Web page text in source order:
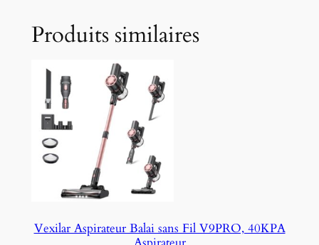
Produits similaires
Vexilar Aspirateur Balai sans Fil V9PRO, 40KPA